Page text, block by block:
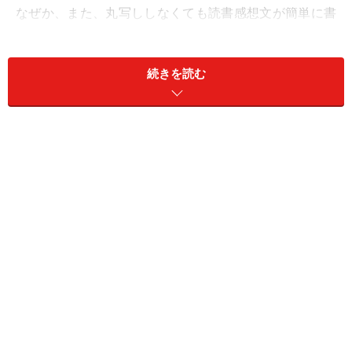
なぜか、また、丸写ししなくても読書感想文が簡単に書
続きを読む